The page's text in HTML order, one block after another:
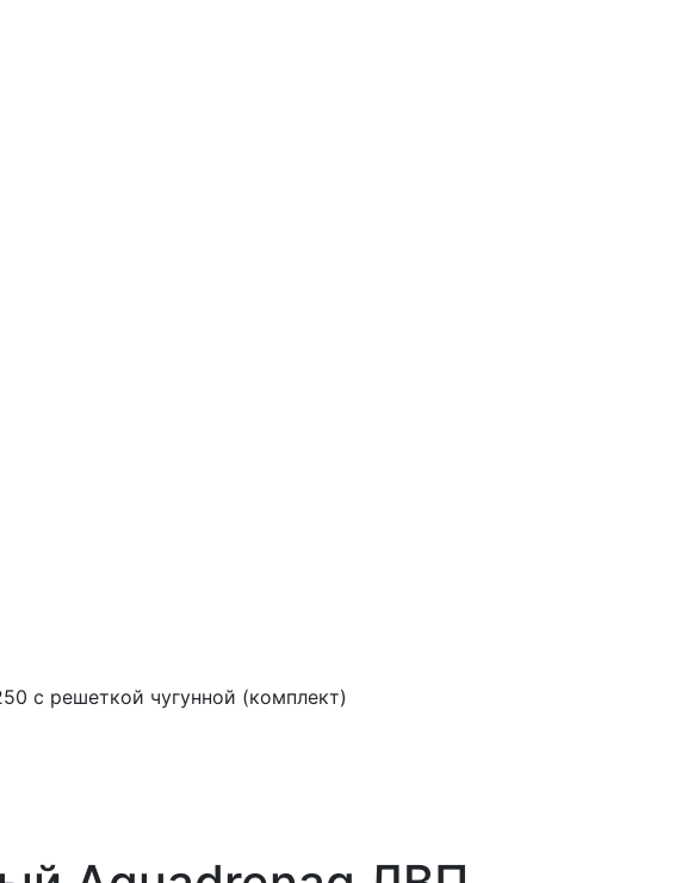
с решеткой чугунной (комплект)